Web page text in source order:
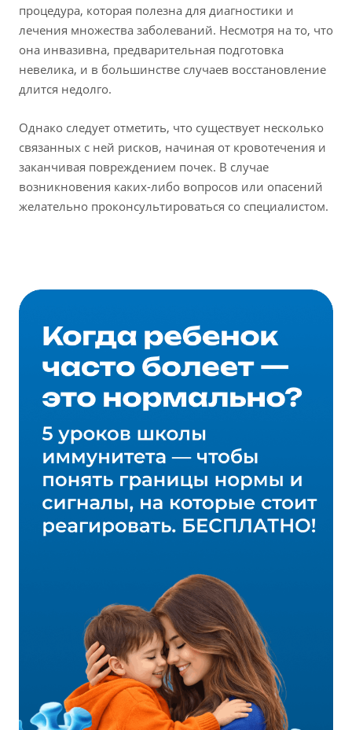
процедура, которая полезна для диагностики и
лечения множества заболеваний. Несмотря на то, что
она инвазивна, предварительная подготовка
невелика, и в большинстве случаев восстановление
длится недолго.
Однако следует отметить, что существует несколько
связанных с ней рисков, начиная от кровотечения и
заканчивая повреждением почек. В случае
возникновения каких-либо вопросов или опасений
желательно проконсультироваться со специалистом.